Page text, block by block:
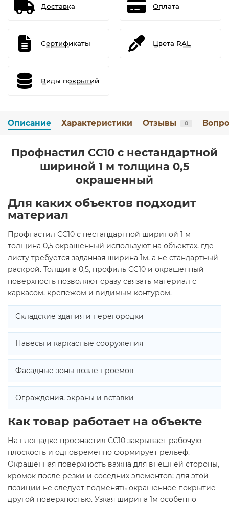
Доставка Оплата
Сертификаты Цвета RAL
Виды покрытий
Описание Характеристики Отзывы 0
Профнастил СС10 с нестандартной
шириной 1 м толщина 0,5
окрашенный
Для каких объектов подходит
материал
Профнастил СС10 с нестандартной шириной 1 м
толщина 0,5 окрашенный используют на объектах, где
листу требуется заданная ширина 1м, а не стандартный
раскрой. Толщина 0,5, профиль СС10 и окрашенный
поверхность позволяют сразу связать материал с
каркасом, крепежом и видимым контуром.
Складские здания и перегородки
Навесы и каркасные сооружения
Фасадные зоны возле проемов
Ограждения, экраны и вставки
Как товар работает на объекте
На площадке профнастил СС10 закрывает рабочую
плоскость и одновременно формирует рельеф.
Окрашенная поверхность важна для внешней стороны,
кромок после резки и соседних элементов; для этой
позиции не следует подменять окрашенное покрытие
другой поверхностью. Узкая ширина 1м особенно